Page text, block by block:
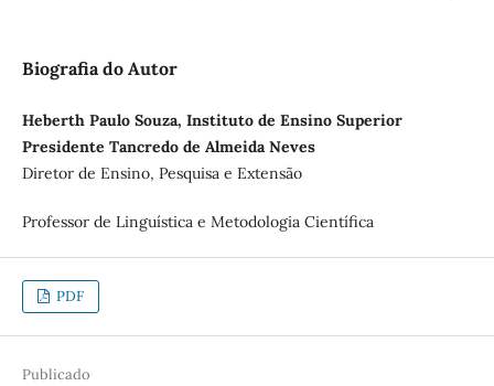
Biografia do Autor
Heberth Paulo Souza, Instituto de Ensino Superior
Presidente Tancredo de Almeida Neves
Diretor de Ensino, Pesquisa e Extensão
Professor de Linguística e Metodologia Científica
PDF
Publicado